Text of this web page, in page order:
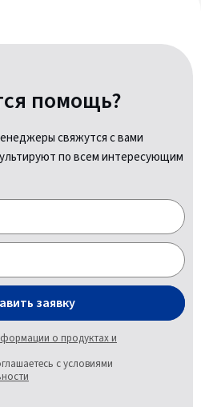
помощь?
свяжутся с вами
по всем интересующим
заявку
о продуктах и
с условиями